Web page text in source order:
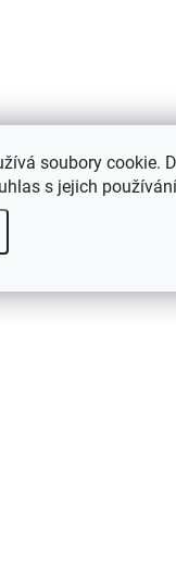
soubory cookie.
s jejich